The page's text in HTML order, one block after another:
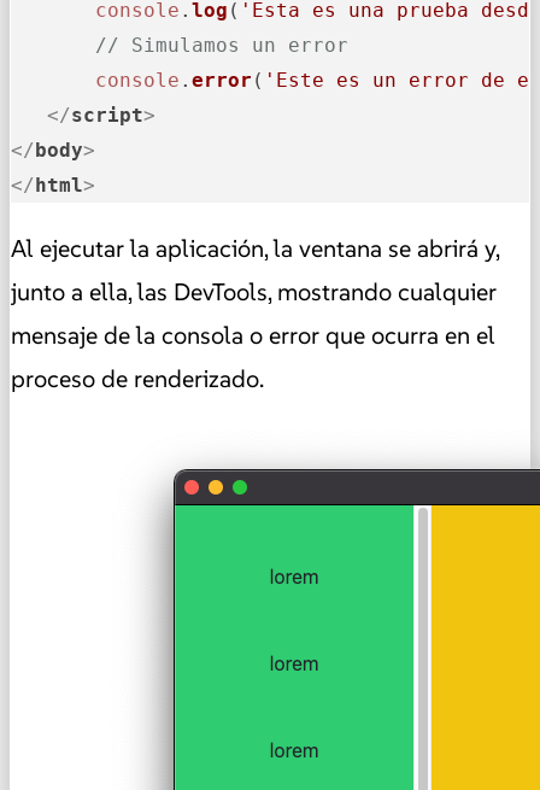
console . log ( 'Esta es una prueba
// Simulamos un error
console . error ( 'Este es un error de
</script>
</body>
</html>
Al ejecutar la aplicación, la ventana se abrirá y,
junto a ella, las DevTools, mostrando cualquier
mensaje de la consola o error que ocurra en el
proceso de renderizado.